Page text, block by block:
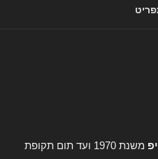
משנת 1970 ועד תום תקופת